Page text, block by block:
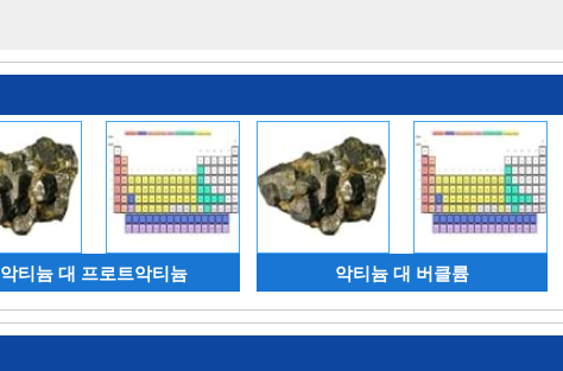
악티늄 대 프로트악티늄 악티늄 대 버클륨